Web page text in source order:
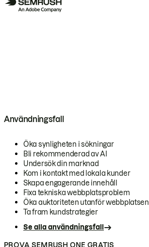
Användningsfall
Öka synligheten i sökningar
Bli rekommenderad av AI
Undersök din marknad
Kom i kontakt med lokala kunder
Skapa engagerande innehåll
Fixa tekniska webbplatsproblem
Öka auktoriteten utanför webbplatsen
Ta fram kundstrategier
Se alla användningsfall
PROVA SEMRUSH ONE GRATIS